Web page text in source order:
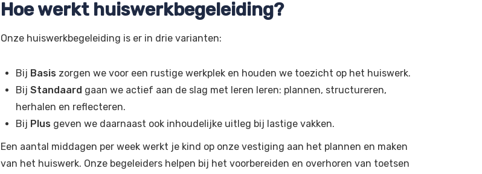
Hoe werkt huiswerkbegeleiding?
Onze huiswerkbegeleiding is er in drie varianten:
Bij Basis zorgen we voor een rustige werkplek en houden we toezicht op het huiswerk.
Bij Standaard gaan we actief aan de slag met leren leren: plannen, structureren,
herhalen en reflecteren.
Bij Plus geven we daarnaast ook inhoudelijke uitleg bij lastige vakken.
Een aantal middagen per week werkt je kind op onze vestiging aan het plannen en maken
van het huiswerk. Onze begeleiders helpen bij het voorbereiden en overhoren van toetsen